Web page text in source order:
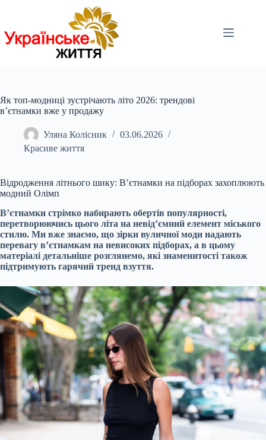
Як топ-модниці зустрічають літо 2026: трендові
в’єтнамки вже у продажу
Уляна Колісник
03.06.2026
Красиве життя
Відродження літнього шику: В’єтнамки на підборах захоплюють
модний Олімп
В’єтнамки стрімко набирають обертів популярності,
перетворюючись цього літа на невід’ємний елемент міського
стилю. Ми вже знаємо, що зірки вуличної моди надають
перевагу в’єтнамкам на невисоких підборах, а в цьому
матеріалі детальніше розглянемо, які знаменитості також
підтримують гарячий тренд взуття.